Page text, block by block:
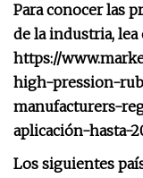
Para conocer las
de la industria,
https://
high-pression-
manufacturers-
aplicación-hasta-
Los siguientes